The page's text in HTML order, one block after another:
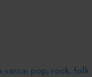
vasca: pop, rock, folk